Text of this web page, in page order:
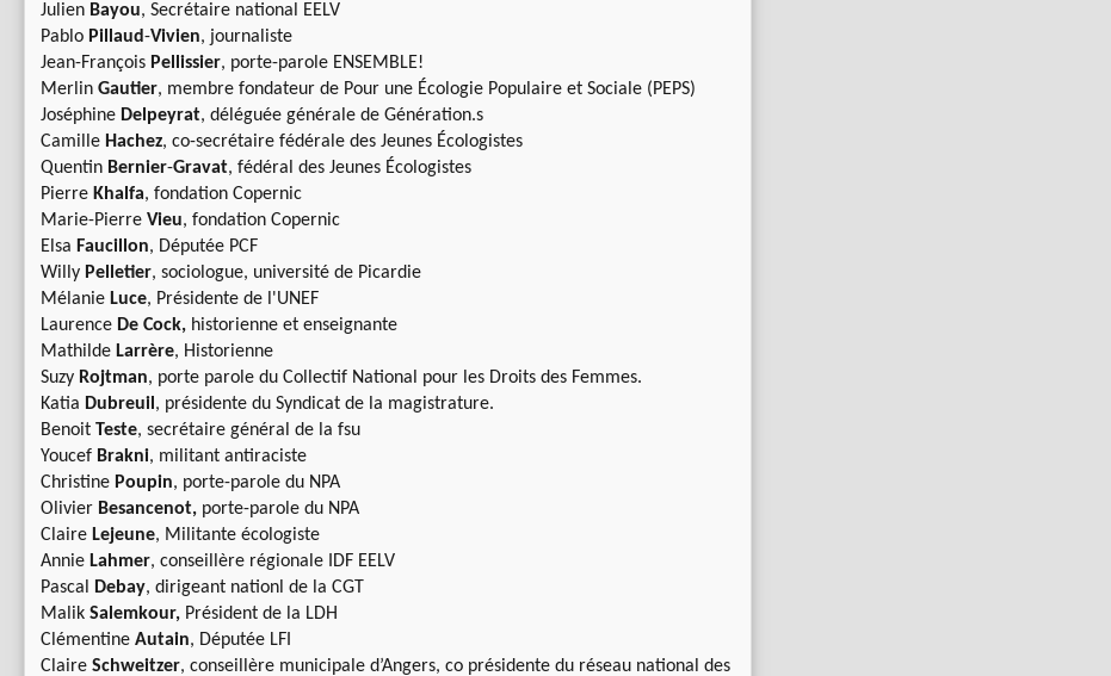
Julien Bayou, Secrétaire national EELV
Pablo Pillaud-Vivien, journaliste
Jean-François Pellissier, porte-parole ENSEMBLE!
Merlin Gautier, membre fondateur de Pour une Écologie Populaire et Sociale (PEPS)
Joséphine Delpeyrat, déléguée générale de Génération.s
Camille Hachez, co-secrétaire fédérale des Jeunes Écologistes
Quentin Bernier-Gravat, fédéral des Jeunes Écologistes
Pierre Khalfa, fondation Copernic
Marie-Pierre Vieu, fondation Copernic
Elsa Faucillon, Députée PCF
Willy Pelletier, sociologue, université de Picardie
Mélanie Luce, Présidente de l'UNEF
Laurence De Cock, historienne et enseignante
Mathilde Larrère, Historienne
Suzy Rojtman, porte parole du Collectif National pour les Droits des Femmes.
Katia Dubreuil , présidente du Syndicat de la magistrature.
Benoit Teste, secrétaire général de la fsu
Youcef Brakni, militant antiraciste
Christine Poupin, porte-parole du NPA
Olivier Besancenot, porte-parole du NPA
Claire Lejeune, Militante écologiste
Annie Lahmer, conseillère régionale IDF EELV
Pascal
Debay, dirigeant nationl de la CGT
Malik Salemkour, Président de la LDH
Clémentine Autain, Députée LFI
Claire Schweitzer, conseillère municipale d’Angers, co présidente du réseau national des